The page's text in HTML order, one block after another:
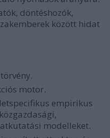
döntéshozók,
között hidat
motor.
empirikus
modelleket.